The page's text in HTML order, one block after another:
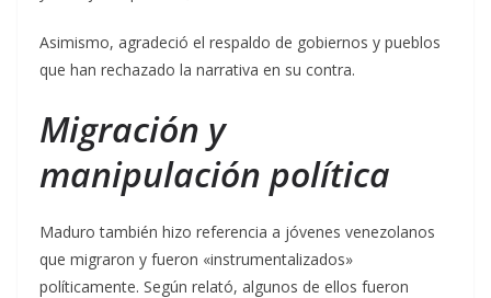
Asimismo, agradeció el respaldo de gobiernos y pueblos
que han rechazado la narrativa en su contra.
Migración y
manipulación política
Maduro también hizo referencia a jóvenes venezolanos
que migraron y fueron «instrumentalizados»
políticamente. Según relató, algunos de ellos fueron